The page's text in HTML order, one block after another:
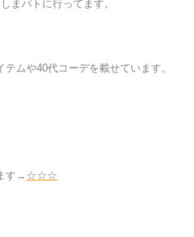
まパトに行ってます。
ムや40代コーデを載せています。
す→ ☆☆☆